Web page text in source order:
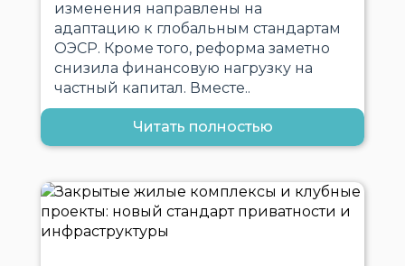
изменения направлены на
адаптацию к глобальным стандартам
ОЭСР. Кроме того, реформа заметно
снизила финансовую нагрузку на
частный капитал. Вместе..
Читать полностью